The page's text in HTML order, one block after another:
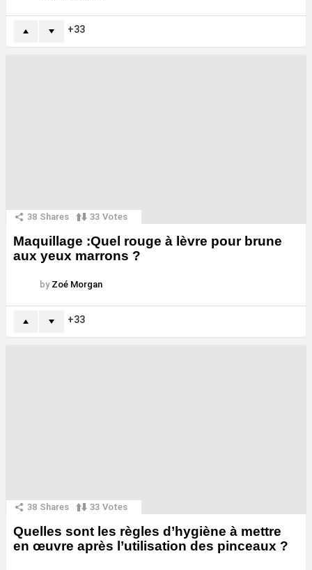
33
38 Shares 33 Votes
Maquillage :Quel rouge à lèvre pour brune
aux yeux marrons ?
by Zoé Morgan
33
38 Shares 33 Votes
Quelles sont les règles d’hygiène à mettre
en œuvre après l’utilisation des pinceaux ?